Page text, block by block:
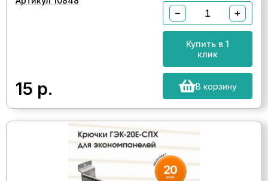
15 р.
− +
Купить в 1
клик
В корзину